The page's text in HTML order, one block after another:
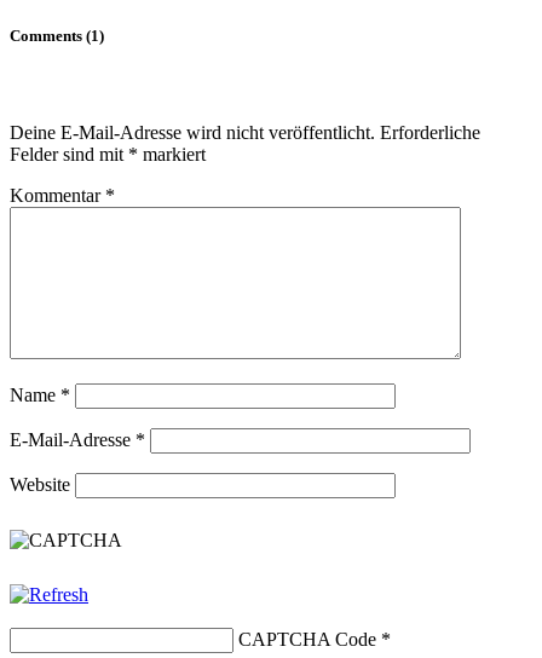
Comments (1)
Deine E-Mail-Adresse wird nicht veröffentlicht. Erforderliche
Felder sind mit * markiert
Kommentar *
Name *
E-Mail-Adresse *
Website
CAPTCHA Code *